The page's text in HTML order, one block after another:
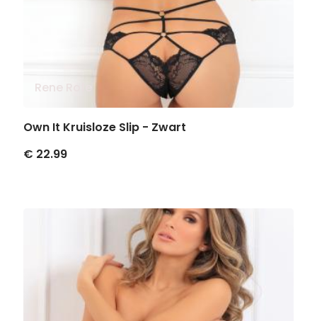
Rene Rofe
Own It Kruisloze Slip - Zwart
€ 22.99